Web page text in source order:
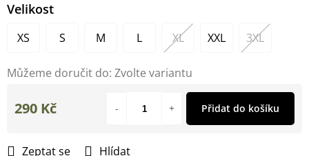
Velikost
XS S M L XL XXL 3XL
Můžeme doručit do: Zvolte variantu
Zeptat se Hlídat
290 Kč Přidat do košíku